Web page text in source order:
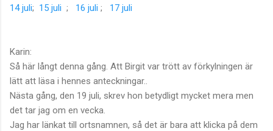
14 juli; 15 juli ; 16 juli ; 17 juli
Karin:
Så här långt denna gång. Att Birgit var trött av förkylningen är
lätt att läsa i hennes anteckningar..
Nästa gång, den 19 juli, skrev hon betydligt mycket mera men
det tar jag om en vecka.
Jag har länkat till ortsnamnen, så det är bara att klicka på dem